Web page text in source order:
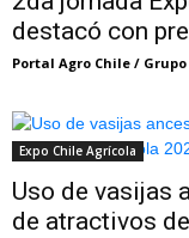
destacó con
Portal Agro Chile /
Expo Chile Agrícola
Uso de vasijas
de atractivos